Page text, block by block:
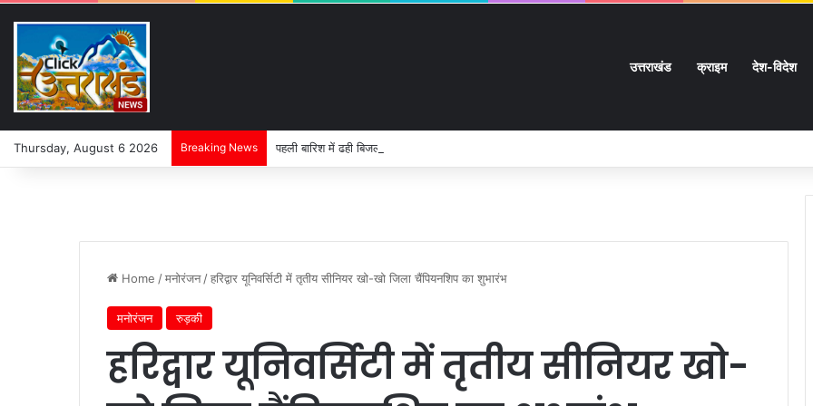
उत्तराखंड क्राइम देश-विदेश
Thursday, August 6 2026 Breaking News पहली बारिश में ढही बिजलीघर की चारदीवारी:
Home /मनोरंजन /हरिद्वार यूनिवर्सिटी में तृतीय सीनियर खो-खो जिला चैंपियनशिप का शुभारंभ
मनोरंजन रुड़की
हरिद्वार यूनिवर्सिटी में तृतीय सीनियर खो-